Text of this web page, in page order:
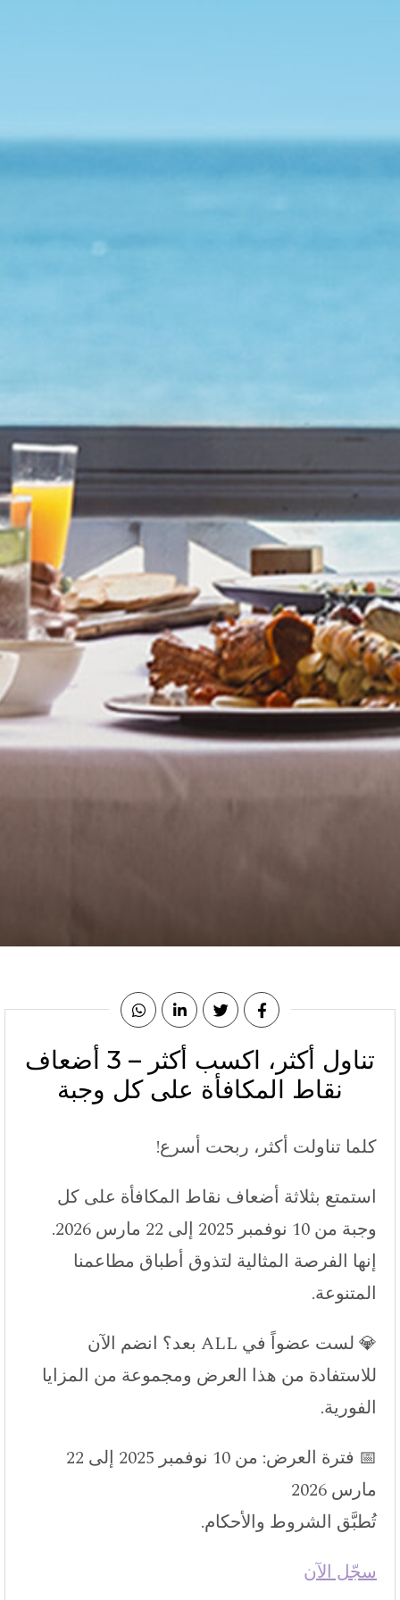
تناول أكثر، اكسب أكثر – 3 أضعاف
نقاط المكافأة على كل وجبة
كلما تناولت أكثر، ربحت أسرع!
استمتع بثلاثة أضعاف نقاط المكافأة على كل
وجبة من 10 نوفمبر 2025 إلى 22 مارس 2026.
إنها الفرصة المثالية لتذوق أطباق مطاعمنا
المتنوعة.
💎 لست عضواً في ALL بعد؟ انضم الآن
للاستفادة من هذا العرض ومجموعة من المزايا
الفورية.
📅 فترة العرض: من 10 نوفمبر 2025 إلى 22
مارس 2026
تُطبَّق الشروط والأحكام.
سجّل الآن